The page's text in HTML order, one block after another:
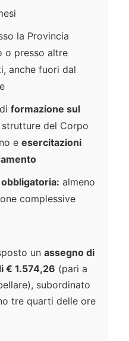
la Provincia
o presso altre
anche fuori dal
formazione sul
strutture del Corpo
e esercitazioni
almeno
complessive
un assegno di
€ 1.574,26 (pari a
subordinato
tre quarti delle ore